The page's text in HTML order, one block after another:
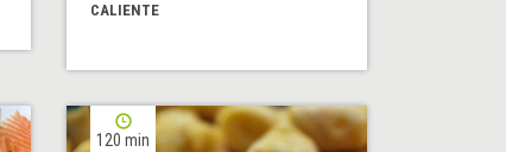
CALIENTE
120 min